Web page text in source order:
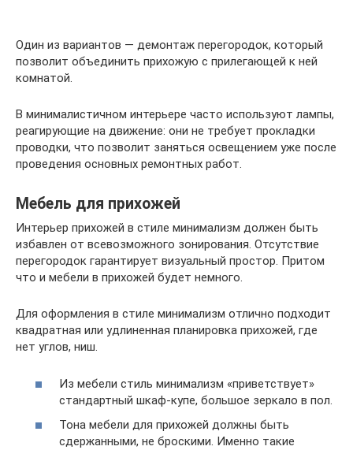
Один из вариантов — демонтаж перегородок, который
позволит объединить прихожую с прилегающей к ней
комнатой.
В минималистичном интерьере часто используют лампы,
реагирующие на движение: они не требует прокладки
проводки, что позволит заняться освещением уже после
проведения основных ремонтных работ.
Мебель для прихожей
Интерьер прихожей в стиле минимализм должен быть
избавлен от всевозможного зонирования. Отсутствие
перегородок гарантирует визуальный простор. Притом
что и мебели в прихожей будет немного.
Для оформления в стиле минимализм отлично подходит
квадратная или удлиненная планировка прихожей, где
нет углов, ниш.
Из мебели стиль минимализм «приветствует»
стандартный шкаф-купе, большое зеркало в пол.
Тона мебели для прихожей должны быть
сдержанными, не броскими. Именно такие